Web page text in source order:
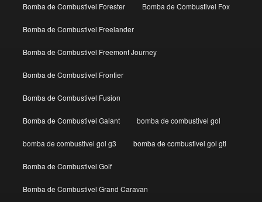
Bomba de Combustivel Forester Bomba de Combustivel Fox
Bomba de Combustivel Freelander
Bomba de Combustivel Freemont Journey
Bomba de Combustivel Frontier
Bomba de Combustivel Fusion
Bomba de Combustivel Galant bomba de combustivel gol
bomba de combustivel gol g3 bomba de combustivel gol gti
Bomba de Combustivel Golf
Bomba de Combustivel Grand Caravan